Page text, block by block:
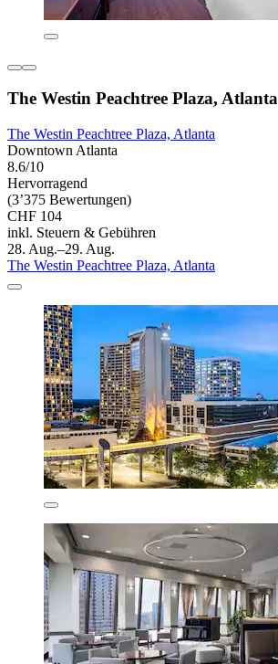
The Westin Peachtree Plaza, Atlanta
The Westin Peachtree Plaza, Atlanta
Downtown Atlanta
8.6/10
Hervorragend
(3’375 Bewertungen)
CHF 104
inkl. Steuern & Gebühren
28. Aug.–29. Aug.
The Westin Peachtree Plaza, Atlanta